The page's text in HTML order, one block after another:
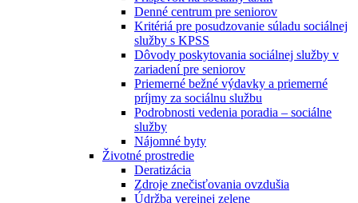
Denné centrum pre seniorov
Kritériá pre posudzovanie súladu sociálnej
služby s KPSS
Dôvody poskytovania sociálnej služby v
zariadení pre seniorov
Priemerné bežné výdavky a priemerné
príjmy za sociálnu službu
Podrobnosti vedenia poradia – sociálne
služby
Nájomné byty
Životné prostredie
Deratizácia
Zdroje znečisťovania ovzdušia
Údržba verejnej zelene